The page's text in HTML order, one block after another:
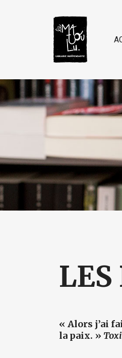
LES
« Alors j’ai
la paix. »